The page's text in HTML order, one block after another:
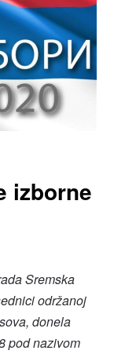
izborne
Sremska
održanoj
donela
pod nazivom